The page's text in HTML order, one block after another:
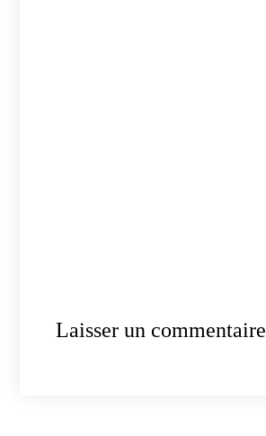
Laisser un commentaire